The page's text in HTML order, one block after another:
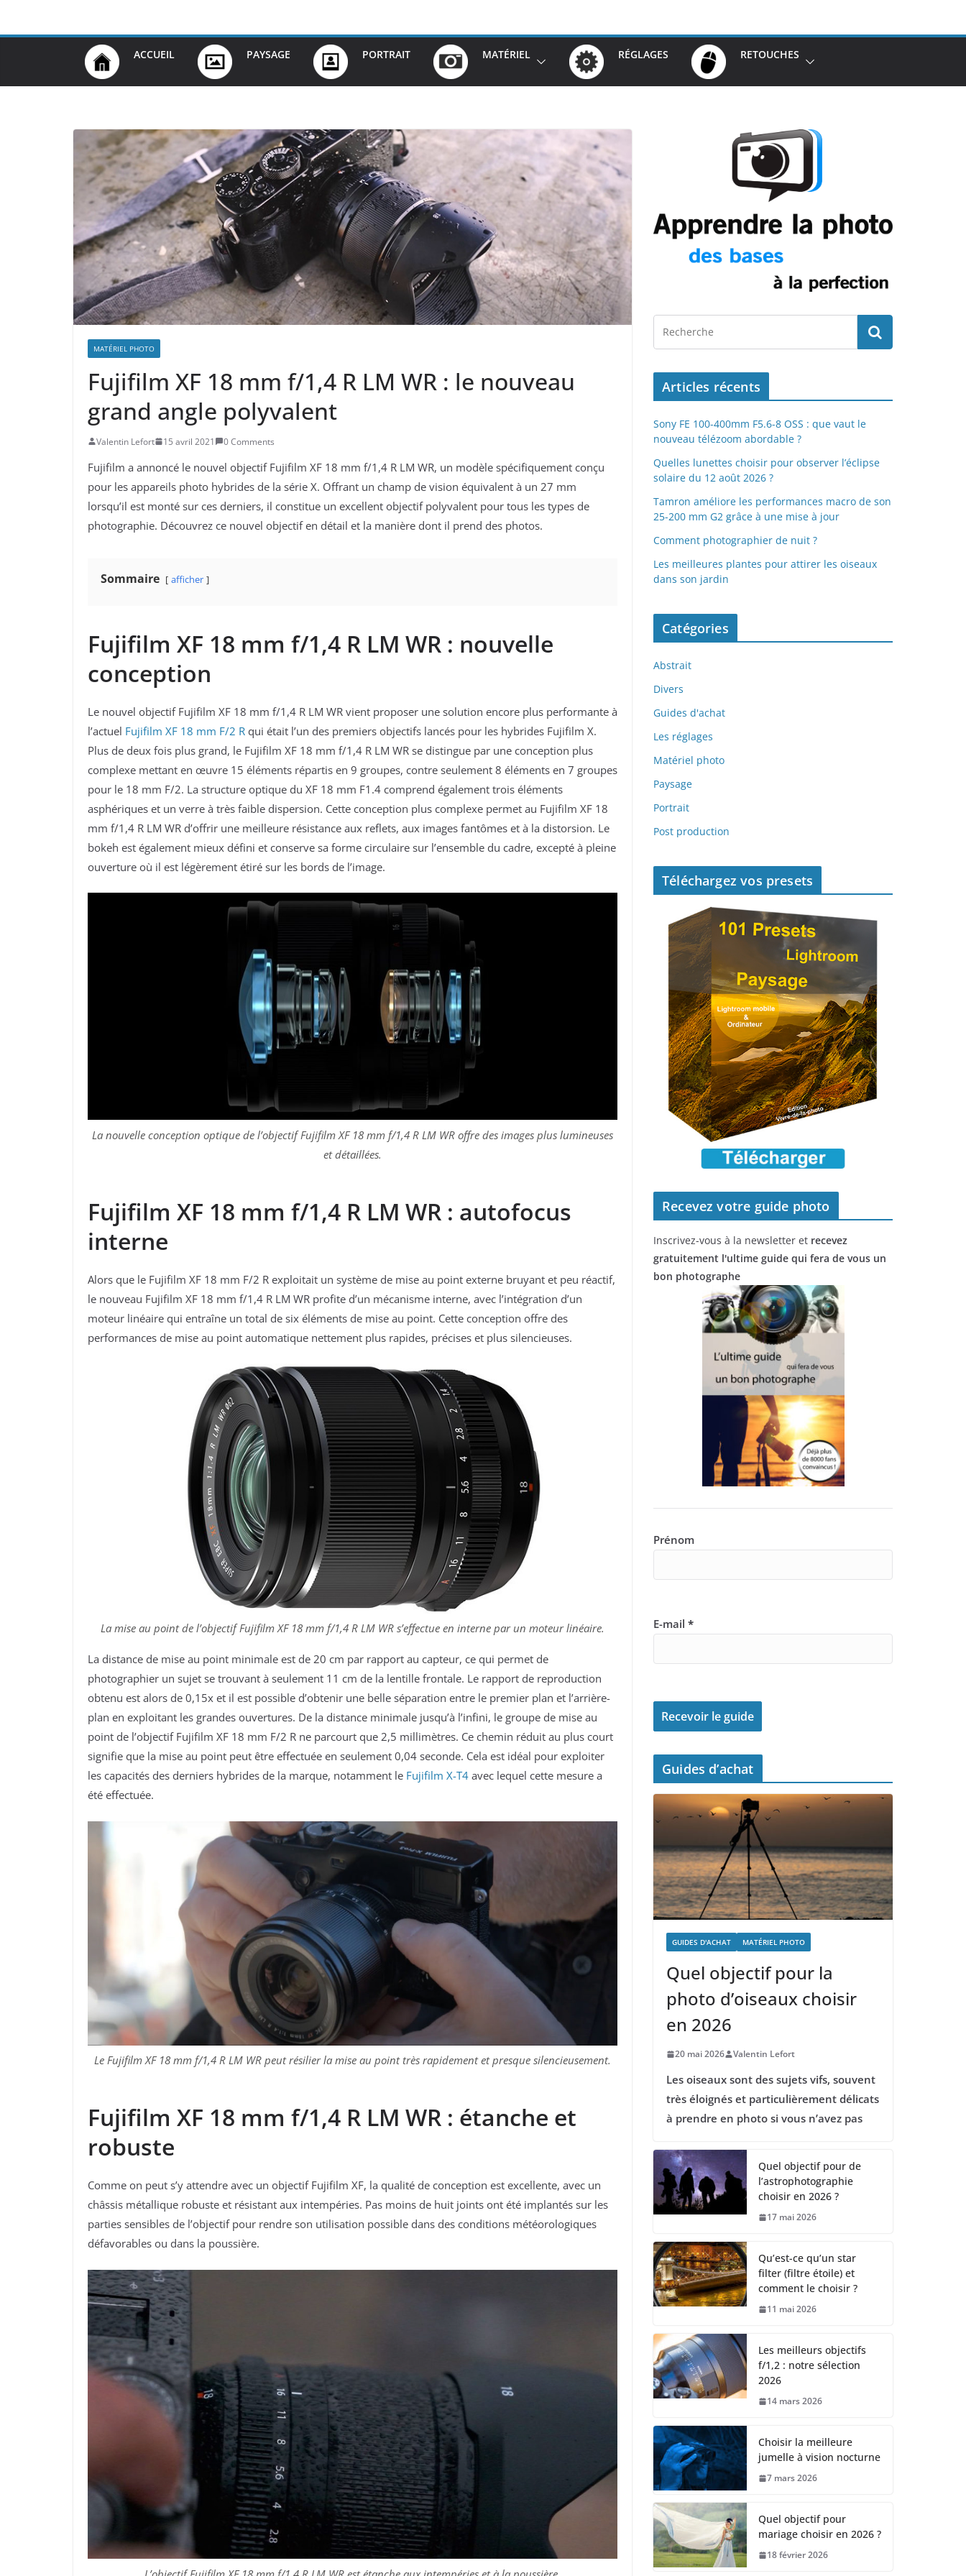
ACCUEIL PAYSAGE PORTRAIT MATÉRIEL RÉGLAGES RETOUCHES
MATÉRIEL PHOTO
Fujifilm XF 18 mm f/1,4 R LM WR : le nouveau
grand angle polyvalent
Valentin Lefort 15 avril 2021 0 Comments
Fujifilm a annoncé le nouvel objectif Fujifilm XF 18 mm f/1,4 R LM WR, un modèle spécifiquement conçu
pour les appareils photo hybrides de la série X. Offrant un champ de vision équivalent à un 27 mm
lorsqu’il est monté sur ces derniers, il constitue un excellent objectif polyvalent pour tous les types de
photographie. Découvrez ce nouvel objectif en détail et la manière dont il prend des photos.
Sommaire afficher
Fujifilm XF 18 mm f/1,4 R LM WR : nouvelle
conception
Le nouvel objectif Fujifilm XF 18 mm f/1,4 R LM WR vient proposer une solution encore plus performante à
l’actuel Fujifilm XF 18 mm F/2 R qui était l’un des premiers objectifs lancés pour les hybrides Fujifilm X.
Plus de deux fois plus grand, le Fujifilm XF 18 mm f/1,4 R LM WR se distingue par une conception plus
complexe mettant en œuvre 15 éléments répartis en 9 groupes, contre seulement 8 éléments en 7 groupes
pour le 18 mm F/2. La structure optique du XF 18 mm F1.4 comprend également trois éléments
asphériques et un verre à très faible dispersion. Cette conception plus complexe permet au Fujifilm XF 18
mm f/1,4 R LM WR d’offrir une meilleure résistance aux reflets, aux images fantômes et à la distorsion. Le
bokeh est également mieux défini et conserve sa forme circulaire sur l’ensemble du cadre, excepté à pleine
ouverture où il est légèrement étiré sur les bords de l’image.
La nouvelle conception optique de l’objectif Fujifilm XF 18 mm f/1,4 R LM WR offre des images plus lumineuses
et détaillées.
Fujifilm XF 18 mm f/1,4 R LM WR : autofocus
interne
Alors que le Fujifilm XF 18 mm F/2 R exploitait un système de mise au point externe bruyant et peu réactif,
le nouveau Fujifilm XF 18 mm f/1,4 R LM WR profite d’un mécanisme interne, avec l’intégration d’un
moteur linéaire qui entraîne un total de six éléments de mise au point. Cette conception offre des
performances de mise au point automatique nettement plus rapides, précises et plus silencieuses.
La mise au point de l’objectif Fujifilm XF 18 mm f/1,4 R LM WR s’effectue en interne par un moteur linéaire.
La distance de mise au point minimale est de 20 cm par rapport au capteur, ce qui permet de
photographier un sujet se trouvant à seulement 11 cm de la lentille frontale. Le rapport de reproduction
obtenu est alors de 0,15x et il est possible d’obtenir une belle séparation entre le premier plan et l’arrière-
plan en exploitant les grandes ouvertures. De la distance minimale jusqu’à l’infini, le groupe de mise au
point de l’objectif Fujifilm XF 18 mm F/2 R ne parcourt que 2,5 millimètres. Ce chemin réduit au plus court
signifie que la mise au point peut être effectuée en seulement 0,04 seconde. Cela est idéal pour exploiter
les capacités des derniers hybrides de la marque, notamment le Fujifilm X-T4 avec lequel cette mesure a
été effectuée.
Le Fujifilm XF 18 mm f/1,4 R LM WR peut résilier la mise au point très rapidement et presque silencieusement.
Fujifilm XF 18 mm f/1,4 R LM WR : étanche et
robuste
Comme on peut s’y attendre avec un objectif Fujifilm XF, la qualité de conception est excellente, avec un
châssis métallique robuste et résistant aux intempéries. Pas moins de huit joints ont été implantés sur les
parties sensibles de l’objectif pour rendre son utilisation possible dans des conditions météorologiques
défavorables ou dans la poussière.
Articles récents
Sony FE 100-400mm F5.6-8 OSS : que vaut le
nouveau télézoom abordable ?
Quelles lunettes choisir pour observer l’éclipse
solaire du 12 août 2026 ?
Tamron améliore les performances macro de son
25-200 mm G2 grâce à une mise à jour
Comment photographier de nuit ?
Les meilleures plantes pour attirer les oiseaux
dans son jardin
Catégories
Abstrait
Divers
Guides d'achat
Les réglages
Matériel photo
Paysage
Portrait
Post production
Téléchargez vos presets
Recevez votre guide photo
Inscrivez-vous à la newsletter et recevez
gratuitement l'ultime guide qui fera de vous un
bon photographe
Prénom
E-mail *
Guides d’achat
GUIDES D'ACHAT MATÉRIEL PHOTO
Quel objectif pour la
photo d’oiseaux choisir
en 2026
20 mai 2026 Valentin Lefort
Les oiseaux sont des sujets vifs, souvent
très éloignés et particulièrement délicats
à prendre en photo si vous n’avez pas
Quel objectif pour de
l’astrophotographie
choisir en 2026 ?
17 mai 2026
Qu’est-ce qu’un star
filter (filtre étoile) et
comment le choisir ?
11 mai 2026
Les meilleurs objectifs
f/1,2 : notre sélection
2026
14 mars 2026
Choisir la meilleure
jumelle à vision nocturne
7 mars 2026
Quel objectif pour
mariage choisir en 2026 ?
18 février 2026